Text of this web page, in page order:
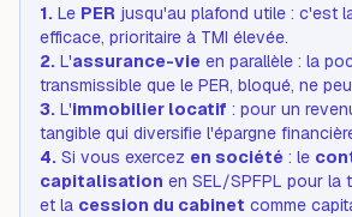
1. Le PER jusqu'au plafond utile : c'est
efficace, prioritaire à TMI élevée.
2. L'assurance-vie en parallèle : la
transmissible que le PER, bloqué, ne
3. L'immobilier locatif : pour un
tangible qui diversifie l'épargne
4. Si vous exercez en société : le
capitalisation en SEL/SPFPL pour la
et la cession du cabinet comme